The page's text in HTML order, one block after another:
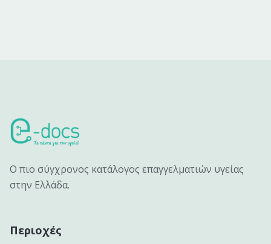
Ο πιο σύγχρονος κατάλογος επαγγελματιών υγείας
στην Ελλάδα.
Περιοχές